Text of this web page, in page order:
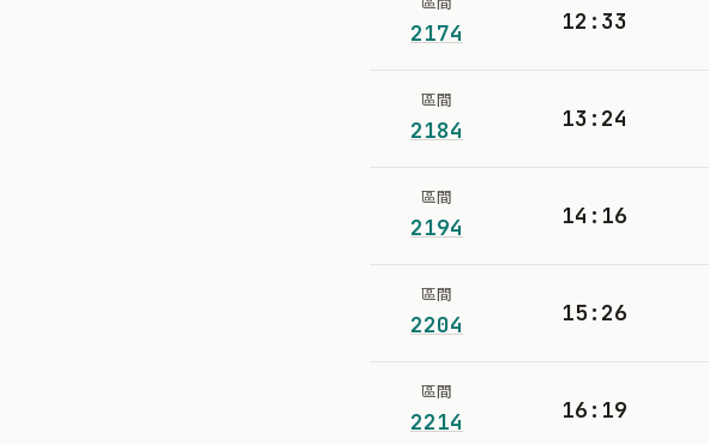
2174 12:33
區間
2184 13:24
區間
2194 14:16
區間
2204 15:26
區間
2214 16:19